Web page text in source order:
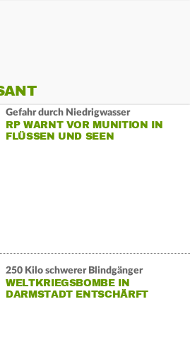
Gefahr durch Niedrigwasser
RP WARNT VOR MUNITION IN
FLÜSSEN UND SEEN
250 Kilo schwerer Blindgänger
WELTKRIEGSBOMBE IN
DARMSTADT ENTSCHÄRFT